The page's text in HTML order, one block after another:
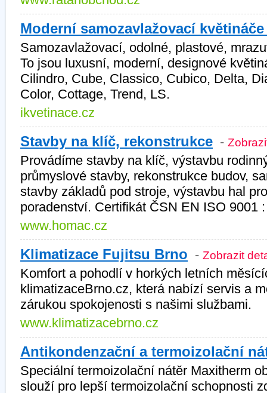
Moderní samozavlažovací
Samozavlažovací, odolné, plastové,
To jsou luxusní, moderní, designové
Cilindro, Cube, Classico, Cubico, Delta,
Color, Cottage, Trend, LS.
ikvetinace.cz
Stavby na klíč, rekonstrukce -
Provádíme stavby na klíč, výstavbu
průmyslové stavby, rekonstrukce budov,
stavby základů pod stroje, výstavbu hal
poradenství. Certifikát ČSN EN ISO 9001
www.homac.cz
Klimatizace Fujitsu Brno - Zobrazit
Komfort a pohodlí v horkých letních
klimatizaceBrno.cz, která nabízí servis a
zárukou spokojenosti s našimi službami.
www.klimatizacebrno.cz
Antikondenzační a termoizolační
Speciální termoizolační nátěr Maxitherm
slouží pro lepší termoizolační schopnosti